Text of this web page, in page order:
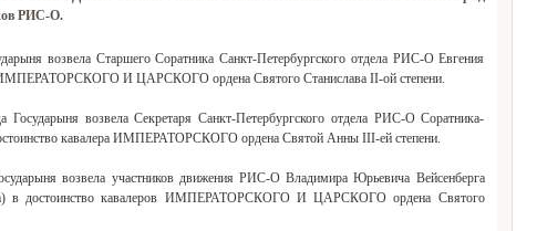
РИС-О.
возвела Старшего Соратника Санкт-Петербургского отдела РИС-О Евгения
ИМПЕРАТОРСКОГО И ЦАРСКОГО ордена Святого Станислава II-ой степени.
возвела Секретаря Санкт-Петербургского отдела РИС-О Соратника-
кавалера ИМПЕРАТОРСКОГО ордена Святой Анны III-ей степени.
возвела участников движения РИС-О Владимира Юрьевича Вейсенберга
в достоинство кавалеров ИМПЕРАТОРСКОГО И ЦАРСКОГО ордена Святого